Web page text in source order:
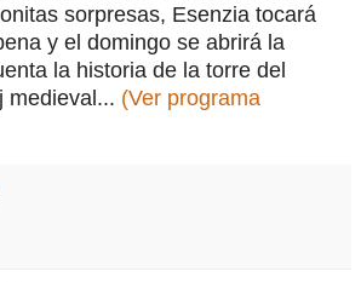
sorpresas, Esenzia tocará
y el domingo se abrirá la
la historia de la torre del
medieval... (Ver programa